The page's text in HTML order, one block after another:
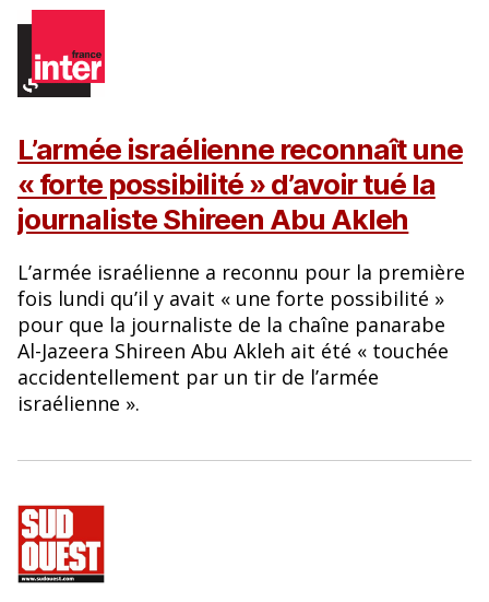
L’armée israélienne reconnaît une
« forte possibilité » d’avoir tué la
journaliste Shireen Abu Akleh
L’armée israélienne a reconnu pour la première
fois lundi qu’il y avait « une forte possibilité »
pour que la journaliste de la chaîne panarabe
Al-Jazeera Shireen Abu Akleh ait été « touchée
accidentellement par un tir de l’armée
israélienne ».